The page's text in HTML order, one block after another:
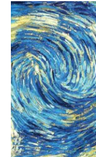
繁星